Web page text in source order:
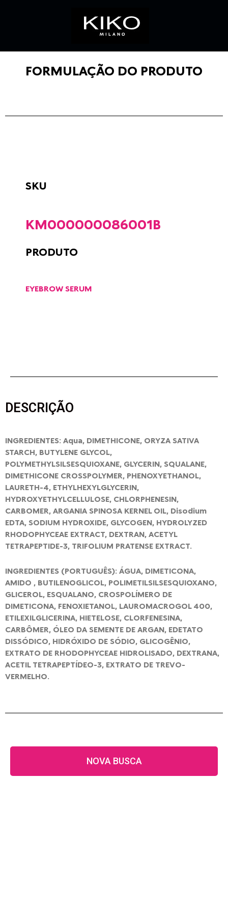
FORMULAÇÃO DO PRODUTO
SKU
KM000000086001B
PRODUTO
EYEBROW SERUM
DESCRIÇÃO
INGREDIENTES: Aqua, DIMETHICONE, ORYZA SATIVA
STARCH, BUTYLENE GLYCOL,
POLYMETHYLSILSESQUIOXANE, GLYCERIN, SQUALANE,
DIMETHICONE CROSSPOLYMER, PHENOXYETHANOL,
LAURETH-4, ETHYLHEXYLGLYCERIN,
HYDROXYETHYLCELLULOSE, CHLORPHENESIN,
CARBOMER, ARGANIA SPINOSA KERNEL OIL, Disodium
EDTA, SODIUM HYDROXIDE, GLYCOGEN, HYDROLYZED
RHODOPHYCEAE EXTRACT, DEXTRAN, ACETYL
TETRAPEPTIDE-3, TRIFOLIUM PRATENSE EXTRACT.
INGREDIENTES (PORTUGUÊS): ÁGUA, DIMETICONA,
AMIDO , BUTILENOGLICOL, POLIMETILSILSESQUIOXANO,
GLICEROL, ESQUALANO, CROSPOLÍMERO DE
DIMETICONA, FENOXIETANOL, LAUROMACROGOL 400,
ETILEXILGLICERINA, HIETELOSE, CLORFENESINA,
CARBÔMER, ÓLEO DA SEMENTE DE ARGAN, EDETATO
DISSÓDICO, HIDRÓXIDO DE SÓDIO, GLICOGÊNIO,
EXTRATO DE RHODOPHYCEAE HIDROLISADO, DEXTRANA,
ACETIL TETRAPEPTÍDEO-3, EXTRATO DE TREVO-
VERMELHO.
NOVA BUSCA